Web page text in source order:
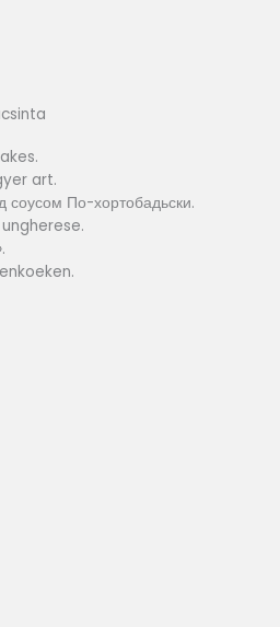
art.
соусом По-хортобадьски.